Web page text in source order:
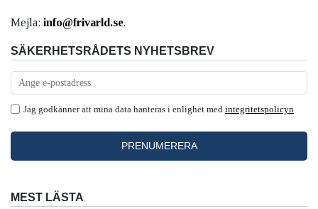
Mejla: info@frivarld.se.
SÄKERHETSRÅDETS NYHETSBREV
Jag godkänner att mina data hanteras i enlighet med integritetspolicyn
MEST LÄSTA